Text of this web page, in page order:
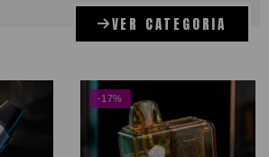
VER CATEGORIA
-17%